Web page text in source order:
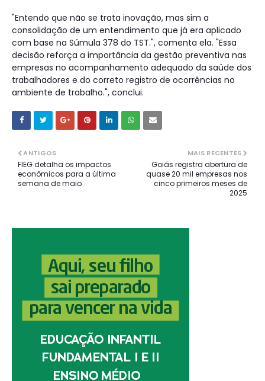
"Entendo que não se trata inovação, mas sim a
consolidação de um entendimento que já era aplicado
com base na Súmula 378 do TST.", comenta ela. "Essa
decisão reforça a importância da gestão preventiva nas
empresas no acompanhamento adequado da saúde dos
trabalhadores e do correto registro de ocorrências no
ambiente de trabalho.", conclui.
MAIS RECENTES
Goiás registra abertura de
quase 20 mil empresas nos
cinco primeiros meses de
2025
ANTIGOS
FIEG detalha os impactos
econômicos para a última
semana de maio